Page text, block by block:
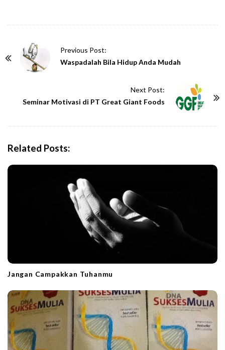
Previous Post:
Waspadalah Bila Hidup Anda Mudah
Next Post:
Seminar Motivasi di PT Great Giant Foods
Related Posts:
Jangan Campakkan Tuhanmu